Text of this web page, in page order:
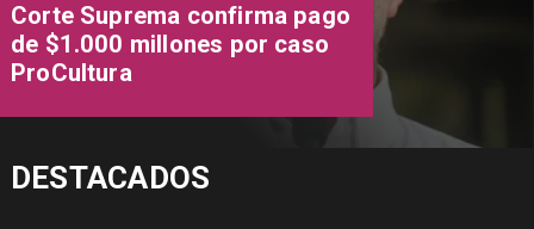
Corte Suprema confirma pago
de $1.000 millones por caso
ProCultura
DESTACADOS